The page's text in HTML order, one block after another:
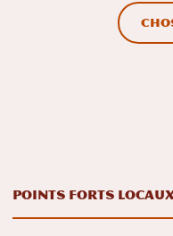
Points forts